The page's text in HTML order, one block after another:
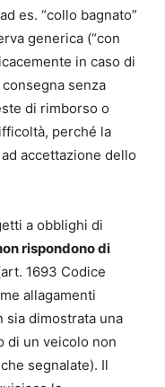
es. “collo bagnato”
generica (“con
in caso di
senza
di rimborso o
perché la
accettazione dello
a obblighi di
rispondono di
1693 Codice
allagamenti
sia dimostrata una
di un veicolo non
segnalate). Il